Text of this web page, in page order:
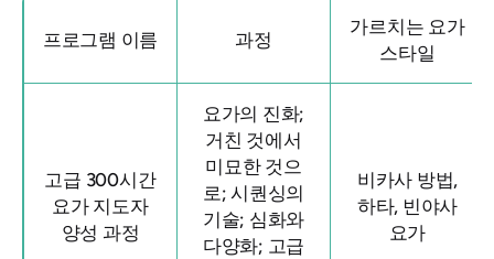
프로그램 이름 과정
가르치는 요가
스타일
고급 300시간
요가 지도자
양성 과정
요가의 진화;
거친 것에서
미묘한 것으
로; 시퀀싱의
기술; 심화와
다양화; 고급
비카사 방법,
하타, 빈야사
요가